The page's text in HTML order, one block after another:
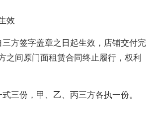
效
签字盖章之日起生效，店铺交付完
之间原门面租赁合同终止履行，权利
份，甲、乙、丙三方各执一份。